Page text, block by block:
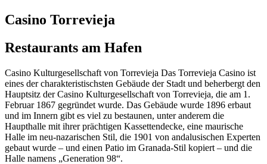
Casino Torrevieja
Restaurants am Hafen
Casino Kulturgesellschaft von Torrevieja Das Torrevieja Casino ist
eines der charakteristischsten Gebäude der Stadt und beherbergt den
Hauptsitz der Casino Kulturgesellschaft von Torrevieja, die am 1.
Februar 1867 gegründet wurde. Das Gebäude wurde 1896 erbaut
und im Innern gibt es viel zu bestaunen, unter anderem die
Haupthalle mit ihrer prächtigen Kassettendecke, eine maurische
Halle im neu-nazarischen Stil, die 1901 von andalusischen Experten
gebaut wurde – und einen Patio im Granada-Stil kopiert – und die
Halle namens „Generation 98“.